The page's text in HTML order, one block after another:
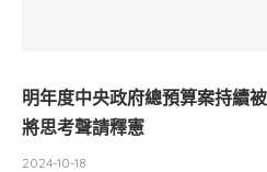
明年度中央政府總預算案持續
將思考聲請釋憲
2024-10-18